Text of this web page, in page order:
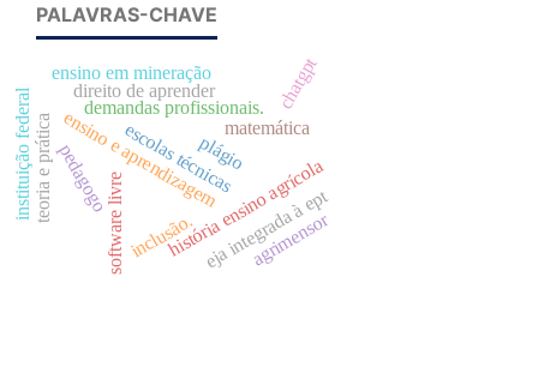
PALAVRAS-CHAVE
história ensino agrícola
plágio
software livre
ensino e aprendizagem
teoria e prática
demandas profissionais.
pedagogo
inclusão.eja integrada à ept
direito de aprender
matemática
chatgpt
instituição federal
agrimensor
escolas técnicas
ensino em mineração